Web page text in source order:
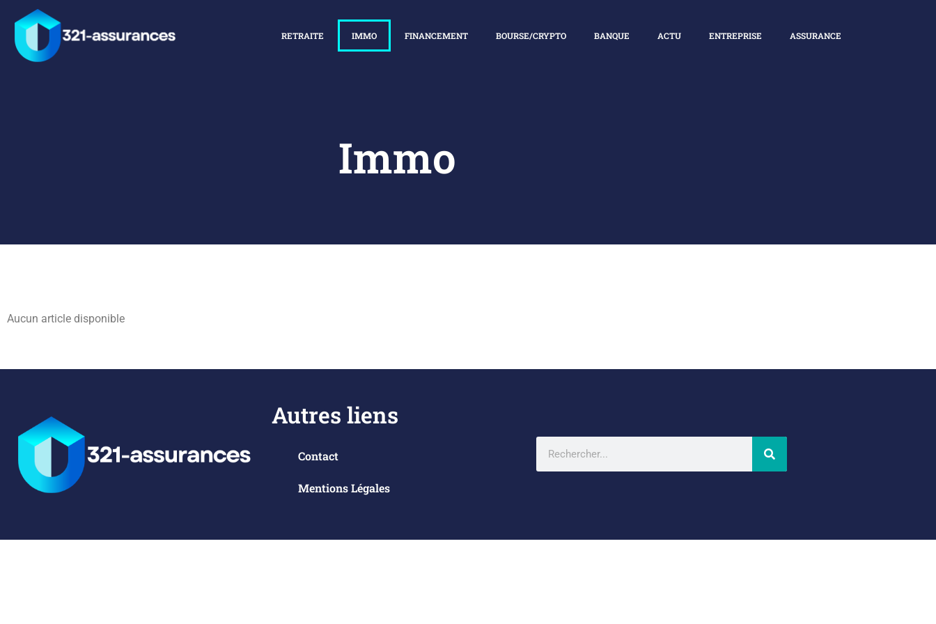
RETRAITE IMMO FINANCEMENT BOURSE/CRYPTO BANQUE ACTU ENTREPRISE ASSURANCE
Immo
Aucun article disponible
Autres liens
Contact
Mentions Légales